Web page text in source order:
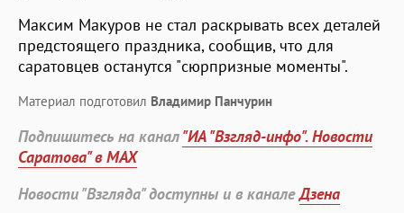
Максим Макуров не стал раскрывать всех деталей
предстоящего праздника, сообщив, что для
саратовцев останутся "сюрпризные моменты".
Материал подготовил Владимир Панчурин
Подпишитесь на канал"ИА "Взгляд-инфо". Новости
Саратова" в MAX
Новости "Взгляда" доступны и в каналеДзена